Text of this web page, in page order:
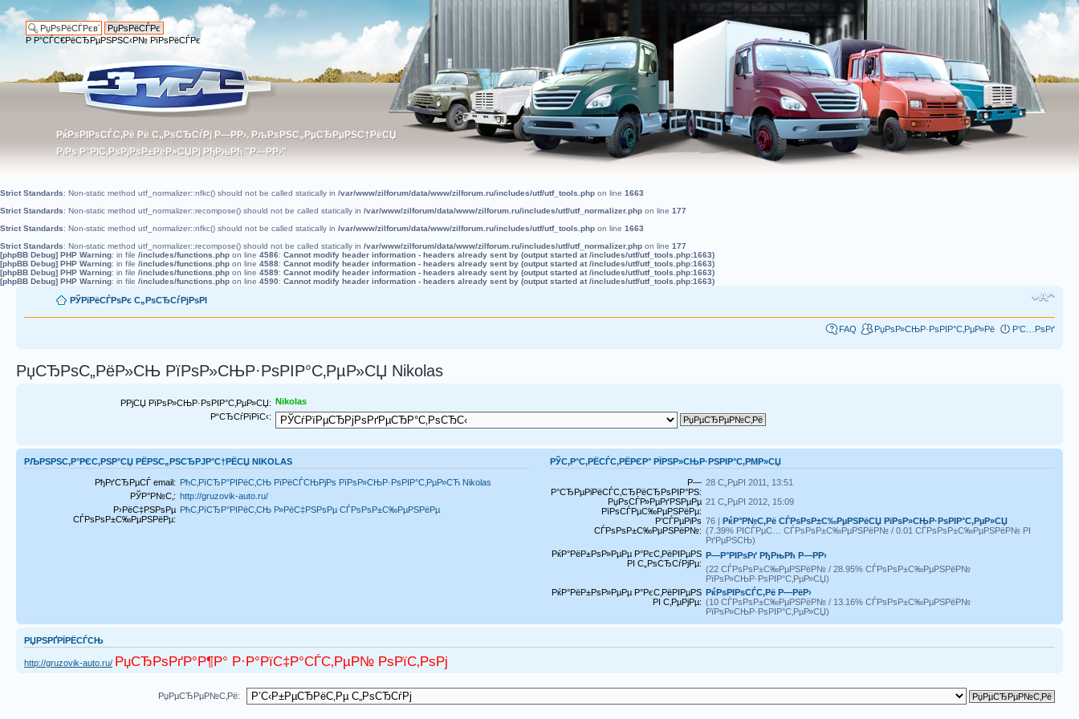
Strict Standards: Non-static method utf_normalizer::nfkc() should not be called statically in /var/www/zilforum/data/www/zilforum.ru/includes/utf/utf_tools.php on line 1663
Strict Standards: Non-static method utf_normalizer::recompose() should not be called statically in /var/www/zilforum/data/www/zilforum.ru/includes/utf/utf_normalizer.php on line 177
Strict Standards: Non-static method utf_normalizer::nfkc() should not be called statically in /var/www/zilforum/data/www/zilforum.ru/includes/utf/utf_tools.php on line 1663
Strict Standards: Non-static method utf_normalizer::recompose() should not be called statically in /var/www/zilforum/data/www/zilforum.ru/includes/utf/utf_normalizer.php on line 177
[phpBB Debug] PHP Warning: in file /includes/functions.php on line 4586: Cannot modify header information - headers already sent by (output started at /includes/utf/utf_tools.php:1663)
[phpBB Debug] PHP Warning: in file /includes/functions.php on line 4588: Cannot modify header information - headers already sent by (output started at /includes/utf/utf_tools.php:1663)
[phpBB Debug] PHP Warning: in file /includes/functions.php on line 4589: Cannot modify header information - headers already sent by (output started at /includes/utf/utf_tools.php:1663)
[phpBB Debug] PHP Warning: in file /includes/functions.php on line 4590: Cannot modify header information - headers already sent by (output started at /includes/utf/utf_tools.php:1663)
РќРѕРІРѕСЃС‚Рё Рё С„РѕСЂСѓРј Р—РР›. РљРѕРЅС„РµСЂРµРЅС†РёСЏ
РїРѕ Р°РІС‚РѕРјРѕР±РёР»СЏРј РђРњРћ "Р—РР›"
РќРѕРІРѕСЃС‚Рё Рё С„РѕСЂСѓРј Р—РР›. РљРѕРЅС„РµСЂРµРЅС†РёСЏ
РїРѕ Р°РІС‚РѕРјРѕР±РёР»СЏРј РђРњРћ "Р—РР›"
Р Р°СЃС€РёСЂРµРЅРЅС‹Р№ РїРѕРёСЃРє
РЎРїРёСЃРѕРє С„РѕСЂСѓРјРѕРІ
FAQ РџРѕР»СЊР·РѕРІР°С‚РµР»Рё Р’С…РѕРґ
РџСЂРѕС„РёР»СЊ РїРѕР»СЊР·РѕРІР°С‚РµР»СЏ Nikolas
РРјСЏ РїРѕР»СЊР·РѕРІР°С‚РµР»СЏ: Nikolas
Р“СЂСѓРїРїС‹:
РЉРЅРЅС‚Р°РЄС‚РЅР°СЏ РЁРЅС„РЅСЂРЈР°С†РЁСЏ NIKOLAS
РђРґСЂРµСЃ email: РћС‚РїСЂР°РІРёС‚СЊ РїРёСЃСЊРјРѕ РїРѕР»СЊР·РѕРІР°С‚РµР»СЋ Nikolas
РЎР°Р№С‚: http://gruzovik-auto.ru/
Р›РёС‡РЅРѕРµ
СЃРѕРѕР±С‰РµРЅРёРµ:
РћС‚РїСЂР°РІРёС‚СЊ Р»РёС‡РЅРѕРµ СЃРѕРѕР±С‰РµРЅРёРµ
РЎС‚Р°С‚РЁСЃС‚РЁРЄР° РЇРЅР»СЊР·РЅРІР°С‚РΜР»СЏ
Р—
Р°СЂРµРіРёСЃС‚СЂРёСЂРѕРІР°РЅ:
28 С„РµРІ 2011, 13:51
РџРѕСЃР»РµРґРЅРµРµ
РїРѕСЃРµС‰РµРЅРёРµ:
21 С„РµРІ 2012, 15:09
Р’СЃРµРіРѕ
СЃРѕРѕР±С‰РµРЅРёР№:
76 | РќР°Р№С‚Рё СЃРѕРѕР±С‰РµРЅРёСЏ РїРѕР»СЊР·РѕРІР°С‚РµР»СЏ
(7.39% РІСЃРµС… СЃРѕРѕР±С‰РµРЅРёР№ / 0.01 СЃРѕРѕР±С‰РµРЅРёР№ РІ
РґРµРЅСЊ)
РќР°РёР±РѕР»РµРµ Р°РєС‚РёРІРµРЅ
РІ С„РѕСЂСѓРјРµ:
Р—Р°РІРѕРґ РђРњРћ Р—РР›
(22 СЃРѕРѕР±С‰РµРЅРёР№ / 28.95% СЃРѕРѕР±С‰РµРЅРёР№
РїРѕР»СЊР·РѕРІР°С‚РµР»СЏ)
РќР°РёР±РѕР»РµРµ Р°РєС‚РёРІРµРЅ
РІ С‚РµРјРµ:
РќРѕРІРѕСЃС‚Рё Р—РёР›
(10 СЃРѕРѕР±С‰РµРЅРёР№ / 13.16% СЃРѕРѕР±С‰РµРЅРёР№
РїРѕР»СЊР·РѕРІР°С‚РµР»СЏ)
РЏРЅРҐРЇРЁСЃСЊ
http://gruzovik-auto.ru/ РџСЂРѕРґР°Р¶Р° Р·Р°РїС‡Р°СЃС‚РµР№ РѕРїС‚РѕРј
РџРµСЂРµР№С‚Рё: